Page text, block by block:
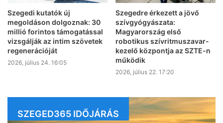
Szegedi kutatók új
megoldáson dolgoznak: 30
millió forintos támogatással
vizsgálják az intim szövetek
regenerációját
2026, július 24. 16:05
Szegedre érkezett a jövő
szívgyógyászata:
Magyarország első
robotikus szívritmuszavar-
kezelő központja az SZTE-n
működik
2026, július 22. 17:20
SZEGED365 IDŐJÁRÁS